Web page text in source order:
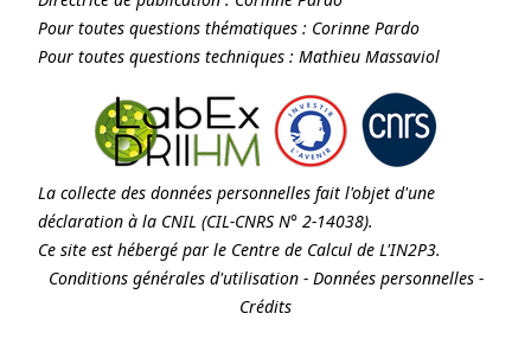
Pour toutes questions thématiques : Corinne Pardo
Pour toutes questions techniques : Mathieu Massaviol
La collecte des données personnelles fait l'objet d'une
déclaration à la CNIL (CIL-CNRS N° 2-14038).
Ce site est hébergé par le Centre de Calcul de L'IN2P3.
Conditions générales d'utilisation- Données personnelles-
Crédits